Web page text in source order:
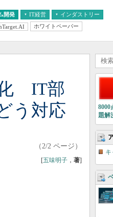
開発 IT経営 インダストリー
ホワイトペーパー
化 IT部
う対応
（2/2 ページ）
[五味明子 ， 著]
題解